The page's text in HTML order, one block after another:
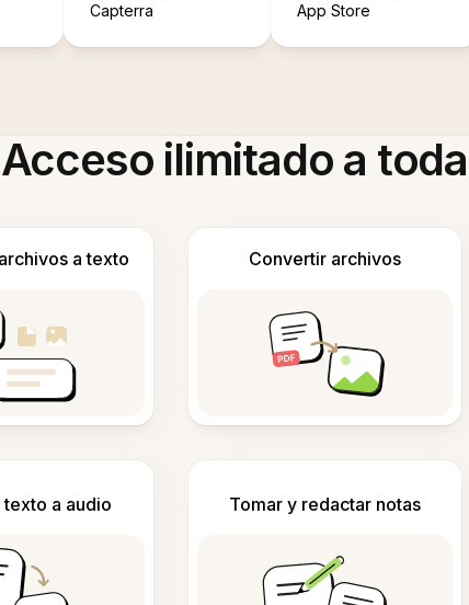
Capterra
App Store
Acceso ilimitado a
a texto Convertir archivos
a audio Tomar y redactar notas